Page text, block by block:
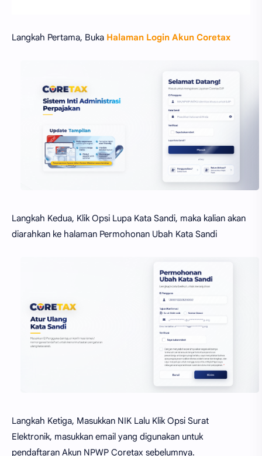
Langkah Pertama, Buka Halaman Login Akun Coretax
Langkah Kedua, Klik Opsi Lupa Kata Sandi, maka kalian akan
diarahkan ke halaman Permohonan Ubah Kata Sandi
Langkah Ketiga, Masukkan NIK Lalu Klik Opsi Surat
Elektronik, masukkan email yang digunakan untuk
pendaftaran Akun NPWP Coretax sebelumnya.